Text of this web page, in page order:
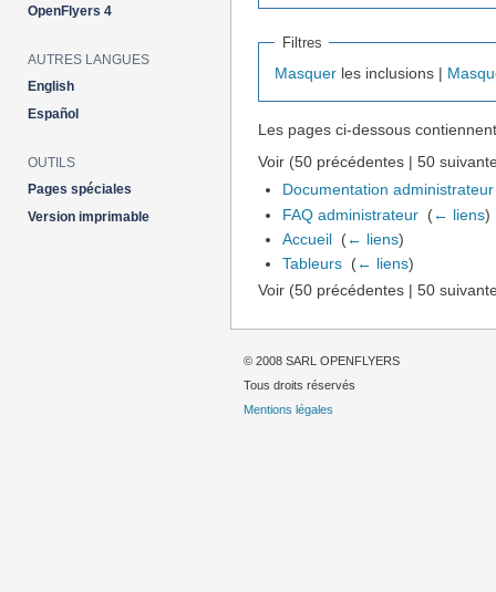
Filtres
Masquer les inclusions |
Les pages ci-dessous
Voir (50 précédentes | 50
Documentation administrateur
FAQ administrateur (← liens)
Accueil (← liens)
Tableurs (← liens)
Voir (50 précédentes | 50
OpenFlyers 4
AUTRES LANGUES
English
Español
OUTILS
Pages spéciales
Version imprimable
© 2008 SARL OPENFLYERS
Tous droits réservés
Mentions légales